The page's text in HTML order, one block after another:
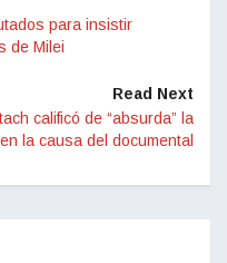
para insistir
de Milei
Read Next
calificó de “absurda” la
la causa del documental